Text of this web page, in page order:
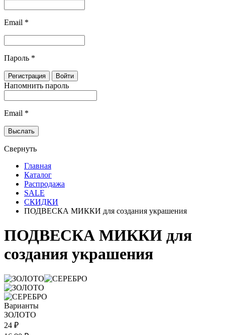
Email *
Пароль *
Напомнить пароль
Email *
Свернуть
Главная
Каталог
Распродажа
SALE
СКИДКИ
ПОДВЕСКА МИККИ для создания украшения
ПОДВЕСКА МИККИ для
создания украшения
Варианты
ЗОЛОТО
24 ₽